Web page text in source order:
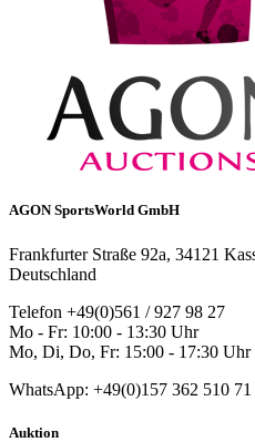
AGON SportsWorld GmbH
Frankfurter Straße 92a, 34121
Deutschland
Telefon +49(0)561 / 927 98 27
Mo - Fr: 10:00 - 13:30 Uhr
Mo, Di, Do, Fr: 15:00 - 17:30 Uhr
WhatsApp: +49(0)157 362 510 71
Auktion